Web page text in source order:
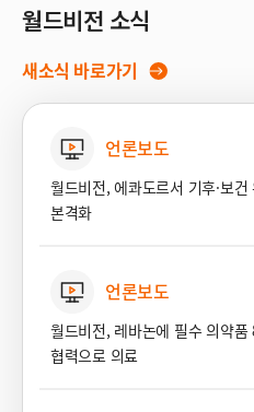
월드비전 소식
새소식 바로가기
언론보도
월드비전, 에콰도르서 기후·보
본격화
언론보도
월드비전, 레바논에 필수 의약
협력으로 의료